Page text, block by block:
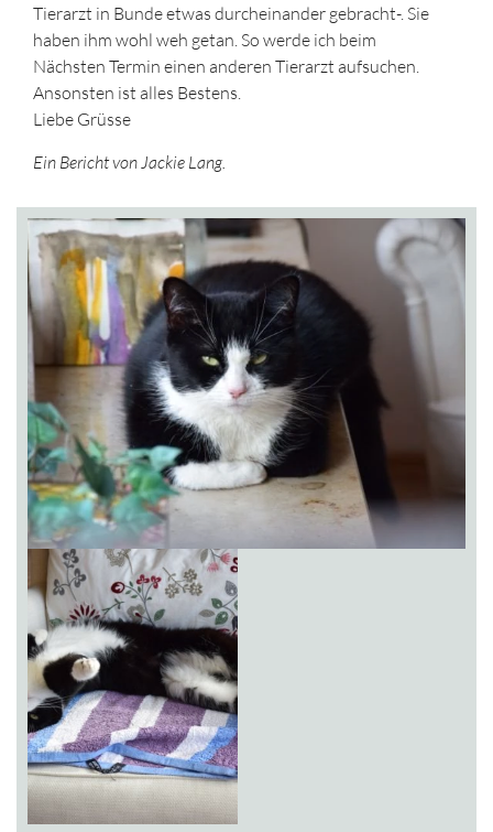
Tierarzt in Bunde etwas durcheinander gebracht-. Sie
haben ihm wohl weh getan. So werde ich beim
Nächsten Termin einen anderen Tierarzt aufsuchen.
Ansonsten ist alles Bestens.
Liebe Grüsse
Ein Bericht von Jackie Lang.